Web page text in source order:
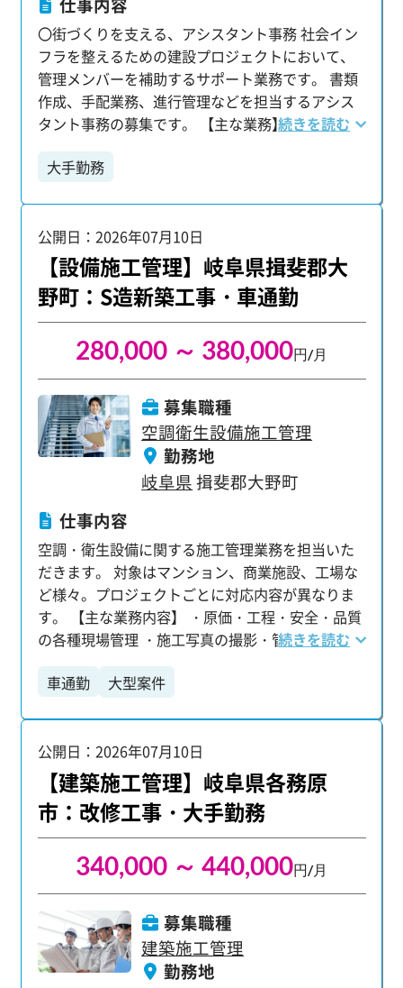
安心ください。 当社は毎年約2000名の未経験者を
採用しており、育成体制には自信があります。 ほ
ぼ100％WEBでのリモート研修：タブレット支給
で、建設業界の基礎知識、業界用語、ビジネスマ
ナー、最先端システムまで幅広く学べます。 マン
ツーマンのフォロー担当：仕事の不安やキャリア
の希望など、専任の担当が徹底的にサポートしま
す。 【プライベートも充実！理想のワークライフ
125日 ・平均残業時間16.36時間 ・有給平均取得日
数10.95日 仕事とプライベートのバランスを大切に
しながら、一人前のプロジェクト管理者として成
長できる場所がここにあります。 経験・学歴は一
切不問。高卒の方も、大卒・第二新卒の方も、意
欲があれば大歓迎です。 職人や作業員経験、住宅
分野経験のみの方でも歓迎！ 施工管理や図面
（CAD）の経験がない方でも挑戦いただけます！
仕事内容
〇街づくりを支える、アシスタント事務 社会イン
フラを整えるための建設プロジェクトにおいて、
管理メンバーを補助するサポート業務です。 書類
作成、手配業務、進行管理などを担当するアシス
タント事務の募集です。 【主な業務】 ・書類の整
理やファイリング ・建物の写真撮影 ・工事の進み
具合や作業品質のチェック ・スケジュール調整
行いながら、現場・仕事の流れに関する理解を深
めましょう。 【充実の教育体制】 タブレット端末
支給でほぼ100％WEBでのリモート研修を受けら
れます。 建設業界の基礎知識や業界用語、ビジネ
スマナーから 業界最先端のシステムまで幅広く学
びます。 もちろん社会人経験が浅い方でも大丈
しており 未経験の方を中心とした育成体制には自
信があります。 安心して活躍頂けるようサポート
します。 【フォロー体制】 マンツーマンでフォロ
ー担当がつき 仕事やキャリアのことをしっかりサ
ポート。 不安なことや将来のキャリアの希望など
全力で耳を傾け、応え、フォローアップしていき
ます。 【充実したプライベートとキャリアアップ
を両立！】 年間休日125日に加えて、平均残業時
間16.36h、有給平均取得日数10.95日。 仕事とプ
ライベートのバランスを大切にしながら、 一人前
のプロジェクト管理者(施工管理)として成長できま
す。 求めている人材 経験不問/学歴不問/高卒OK/
大卒・第二新卒OK 職人や作業員経験、住宅分野経
験のみの方でも歓迎！ 施工管理や図面（CAD）の
続きを読む
大手勤務
公開日：2026年07月10日
【設備施工管理】岐阜県揖斐郡大
野町：S造新築工事・車通勤
280,000 ～ 380,000円/月
募集職種
空調衛生設備施工管理
勤務地
岐阜県揖斐郡大野町
仕事内容
空調・衛生設備に関する施工管理業務を担当いた
だきます。 対象はマンション、商業施設、工場な
ど様々。プロジェクトごとに対応内容が異なりま
す。 【主な業務内容】 ・原価・工程・安全・品質
の各種現場管理 ・施工写真の撮影・管理 ・業者と
の打ち合わせ、資材の手配・発注 ・各種申請書・
報告書などの書類作成 【施工管理技士などの国家
しっかりとバックアップします！
続きを読む
車通勤 大型案件
公開日：2026年07月10日
【建築施工管理】岐阜県各務原
市：改修工事・大手勤務
340,000 ～ 440,000円/月
募集職種
建築施工管理
勤務地